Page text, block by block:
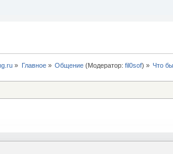
» Главное» Общение(Модератор: fil0sof) » Что